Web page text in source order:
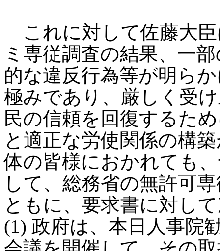
これに対して佐藤大
ミ専従調査の結果、一
的な違反行為等が明ら
極みであり、厳しく受
民の信頼を回復するた
と適正な労使関係の構
体の皆様におかれても
して、総務省の無許可
ともに、要求書に対し
(1) 政府は、本日人事院